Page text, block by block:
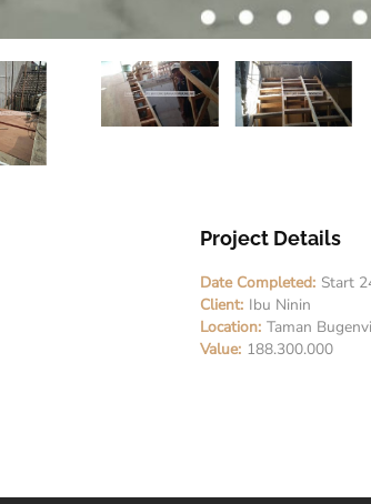
Project Details
Date Completed: Start
Client: Ibu Ninin
Location: Taman
Value: 188.300.000